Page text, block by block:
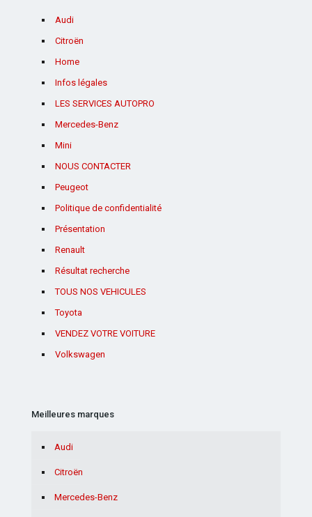
Audi
Citroën
Home
Infos légales
LES SERVICES AUTOPRO
Mercedes-Benz
Mini
NOUS CONTACTER
Peugeot
Politique de confidentialité
Présentation
Renault
Résultat recherche
TOUS NOS VEHICULES
Toyota
VENDEZ VOTRE VOITURE
Volkswagen
Meilleures marques
Audi
Citroën
Mercedes-Benz